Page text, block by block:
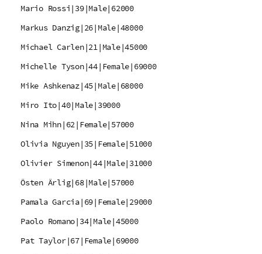
Mario Rossi|39|Male|62000
Markus Danzig|26|Male|48000
Michael Carlen|21|Male|45000
Michelle Tyson|44|Female|69000
Mike Ashkenaz|45|Male|68000
Miro Ito|40|Male|39000
Nina Mihn|62|Female|57000
Olivia Nguyen|35|Female|51000
Olivier Simenon|44|Male|31000
Östen Ärlig|68|Male|57000
Pamala Garcia|69|Female|29000
Paolo Romano|34|Male|45000
Pat Taylor|67|Female|69000